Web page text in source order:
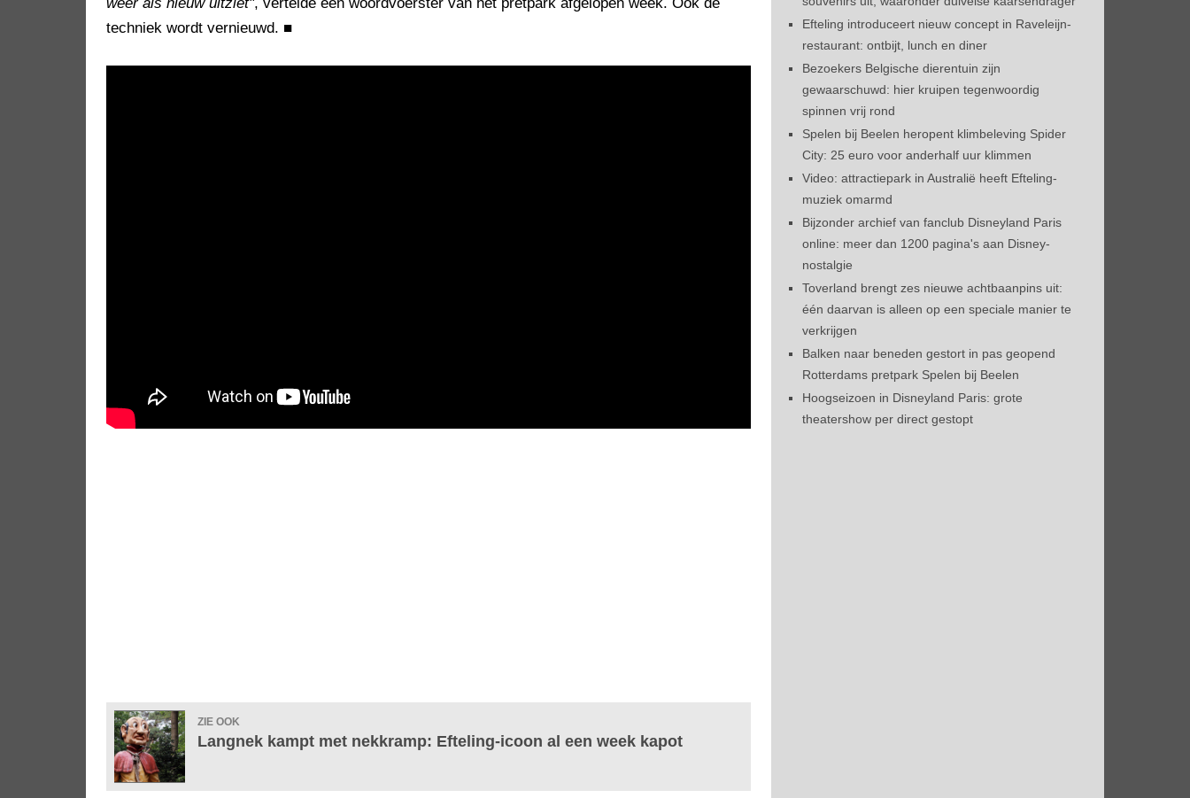
weer als nieuw uitziet", vertelde een woordvoerster van het pretpark afgelopen week. Ook de
techniek wordt vernieuwd. ■
ZIE OOK
Langnek kampt met nekkramp: Efteling-icoon al een week kapot
Efteling introduceert nieuw concept in Raveleijn-
restaurant: ontbijt, lunch en diner
Bezoekers Belgische dierentuin zijn
gewaarschuwd: hier kruipen tegenwoordig
spinnen vrij rond
Spelen bij Beelen heropent klimbeleving Spider
City: 25 euro voor anderhalf uur klimmen
Video: attractiepark in Australië heeft Efteling-
muziek omarmd
Bijzonder archief van fanclub Disneyland Paris
online: meer dan 1200 pagina's aan Disney-
nostalgie
Toverland brengt zes nieuwe achtbaanpins uit:
één daarvan is alleen op een speciale manier te
verkrijgen
Balken naar beneden gestort in pas geopend
Rotterdams pretpark Spelen bij Beelen
Hoogseizoen in Disneyland Paris: grote
theatershow per direct gestopt